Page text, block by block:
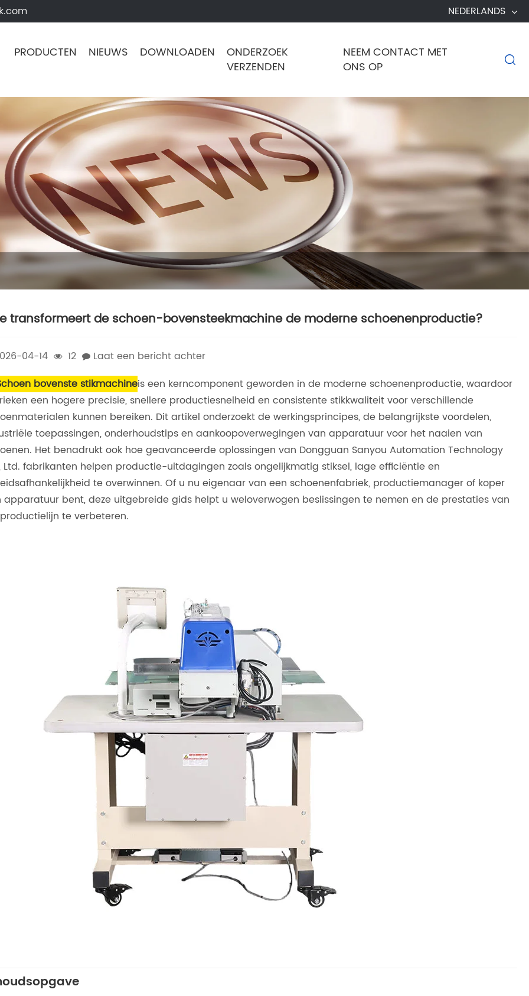
NEDERLANDS
PRODUCTEN NIEUWS DOWNLOADEN
ONDERZOEK
VERZENDEN
NEEM CONTACT MET
ONS OP

transformeert de schoen-bovensteekmachine de moderne schoenenproductie?
04-14 12
Laat een bericht achter
bovenste stikmachineis een kerncomponent geworden in de moderne schoenenproductie, waardoor
een hogere precisie, snellere productiesnelheid en consistente stikkwaliteit voor verschillende
kunnen bereiken. Dit artikel onderzoekt de werkingsprincipes, de belangrijkste voordelen,
toepassingen, onderhoudstips en aankoopoverwegingen van apparatuur voor het naaien van
Het benadrukt ook hoe geavanceerde oplossingen van Dongguan Sanyou Automation Technology
Ltd. fabrikanten helpen productie-uitdagingen zoals ongelijkmatig stiksel, lage efficiëntie en
te overwinnen. Of u nu eigenaar van een schoenenfabriek, productiemanager of koper
apparatuur bent, deze uitgebreide gids helpt u weloverwogen beslissingen te nemen en de prestaties van
te verbeteren.